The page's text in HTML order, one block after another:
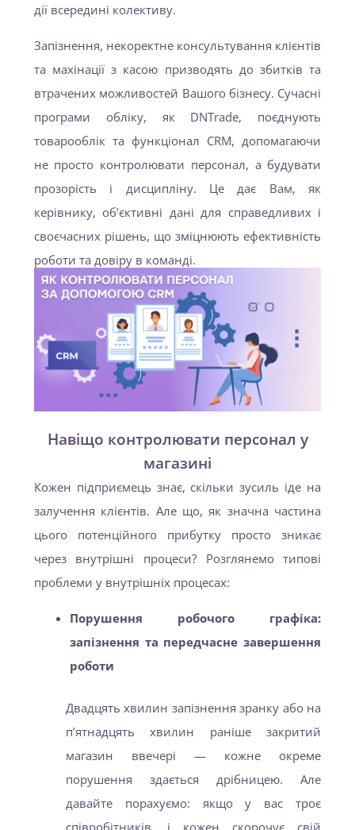
дії всередині колективу.
Запізнення, некоректне консультування клієнтів
та махінації з касою призводять до збитків та
втрачених можливостей Вашого бізнесу. Сучасні
програми обліку, як DNTrade, поєднують
товарооблік та функціонал CRM, допомагаючи
не просто контролювати персонал, а будувати
прозорість і дисципліну. Це дає Вам, як
керівнику, об’єктивні дані для справедливих і
своєчасних рішень, що зміцнюють ефективність
роботи та довіру в команді.
Навіщо контролювати персонал у
магазині
Кожен підприємець знає, скільки зусиль іде на
залучення клієнтів. Але що, як значна частина
цього потенційного прибутку просто зникає
через внутрішні процеси? Розглянемо типові
проблеми у внутрішніх процесах:
Порушення робочого графіка:
запізнення та передчасне завершення
роботи
Двадцять хвилин запізнення зранку або на
п’ятнадцять хвилин раніше закритий
магазин ввечері — кожне окреме
порушення здається дрібницею. Але
давайте порахуємо: якщо у вас троє
співробітників, і кожен скорочує свій